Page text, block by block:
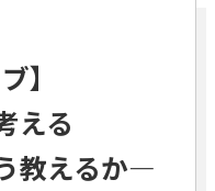
】
える
教えるか―